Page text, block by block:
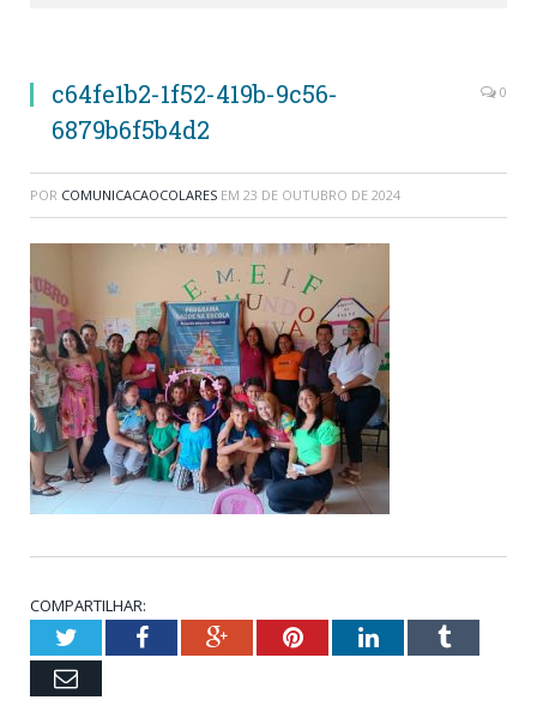
c64fe1b2-1f52-419b-9c56-
6879b6f5b4d2
0
POR COMUNICACAOCOLARES EM 23 DE OUTUBRO DE 2024
COMPARTILHAR:
TwitterFacebookGoogle+PinterestLinkedInTumblr
Email